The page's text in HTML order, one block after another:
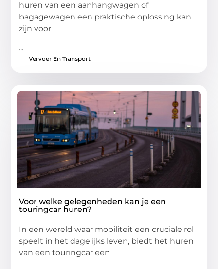
huren van een aanhangwagen of
bagagewagen een praktische oplossing kan
zijn voor
...
Vervoer En Transport
Voor welke gelegenheden kan je een
touringcar huren?
In een wereld waar mobiliteit een cruciale rol
speelt in het dagelijks leven, biedt het huren
van een touringcar een